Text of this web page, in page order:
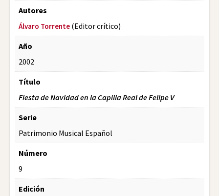
Autores
Álvaro Torrente (Editor crítico)
Año
2002
Título
Fiesta de Navidad en la Capilla Real de Felipe V
Serie
Patrimonio Musical Español
Número
9
Edición